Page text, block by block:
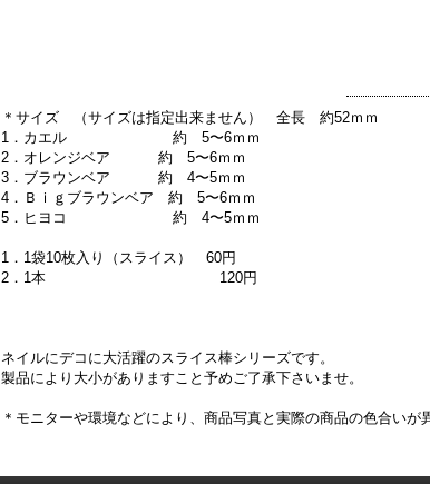
＊サイズ （サイズは指定出来ません） 全長 約52ｍｍ
1．カエル 約 5〜6ｍｍ
2．オレンジベア 約 5〜6ｍｍ
3．ブラウンベア 約 4〜5ｍｍ
4．Ｂｉｇブラウンベア 約 5〜6ｍｍ
5．ヒヨコ 約 4〜5ｍｍ
1．1袋10枚入り（スライス） 60円
2．1本 120円
ネイルにデコに大活躍のスライス棒シリーズです。
製品により大小がありますこと予めご了承下さいませ。
＊モニターや環境などにより、商品写真と実際の商品の色合いが